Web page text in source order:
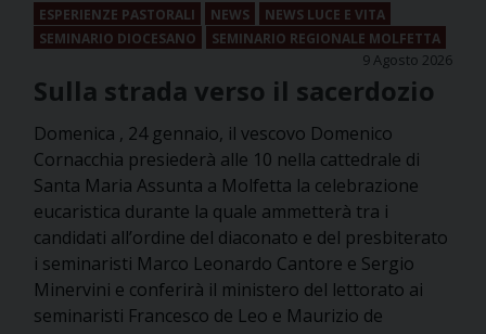
ESPERIENZE PASTORALI NEWS
NEWS LUCE E VITA
SEMINARIO DIOCESANO
SEMINARIO REGIONALE MOLFETTA
9 Agosto 2026
Sulla strada verso il sacerdozio
Domenica , 24 gennaio, il vescovo Domenico
Cornacchia presiederà alle 10 nella cattedrale di
Santa Maria Assunta a Molfetta la celebrazione
eucaristica durante la quale ammetterà tra i
candidati all’ordine del diaconato e del presbiterato
i seminaristi Marco Leonardo Cantore e Sergio
Minervini e conferirà il ministero del lettorato ai
seminaristi Francesco de Leo e Maurizio de